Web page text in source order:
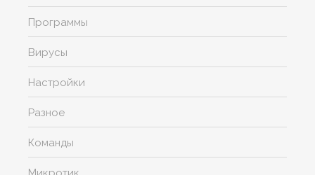
Программы
Вирусы
Настройки
Разное
Команды